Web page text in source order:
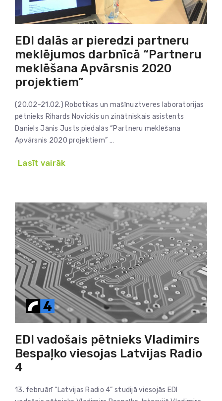
EDI dalās ar pieredzi partneru
meklējumos darbnīcā “Partneru
meklēšana Apvārsnis 2020
projektiem”
(20.02-21.02.) Robotikas un mašīnuztveres laboratorijas
pētnieks Rihards Novickis un zinātniskais asistents
Daniels Jānis Justs piedalās “Partneru meklēšana
Apvārsnis 2020 projektiem” …
Lasīt vairāk
EDI vadošais pētnieks Vladimirs
Bespaļko viesojas Latvijas Radio
4
13. februārī “Latvijas Radio 4” studijā viesojās EDI